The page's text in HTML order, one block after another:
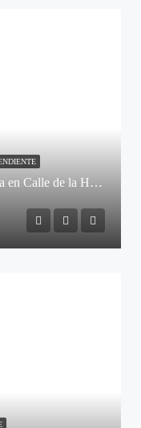
Casa o chalet independiente en venta en Calle de la Hoyuela